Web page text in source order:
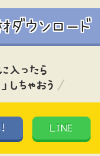
ダウンロード
入ったら
しちゃおう
LINE